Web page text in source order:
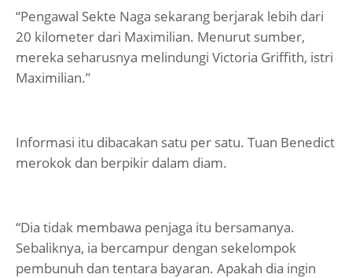
“Pengawal Sekte Naga sekarang berjarak lebih dari
20 kilometer dari Maximilian. Menurut sumber,
mereka seharusnya melindungi Victoria Griffith, istri
Maximilian.”
Informasi itu dibacakan satu per satu. Tuan Benedict
merokok dan berpikir dalam diam.
“Dia tidak membawa penjaga itu bersamanya.
Sebaliknya, ia bercampur dengan sekelompok
pembunuh dan tentara bayaran. Apakah dia ingin